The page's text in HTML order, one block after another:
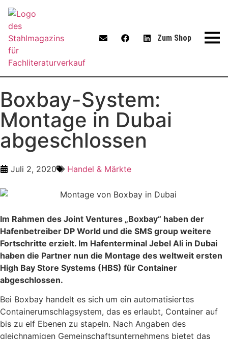
Zum Shop
Boxbay-System:
Montage in Dubai
abgeschlossen
Juli 2, 2020 Handel & Märkte
Im Rahmen des Joint Ventures „Boxbay“ haben der
Hafenbetreiber DP World und die SMS group weitere
Fortschritte erzielt. Im Hafenterminal Jebel Ali in Dubai
haben die Partner nun die Montage des weltweit ersten
High Bay Store Systems (HBS) für Container
abgeschlossen.
Bei Boxbay handelt es sich um ein automatisiertes
Containerumschlagsystem, das es erlaubt, Container auf
bis zu elf Ebenen zu stapeln. Nach Angaben des
gleichnamigen Gemeinschaftsunternehmens bietet das